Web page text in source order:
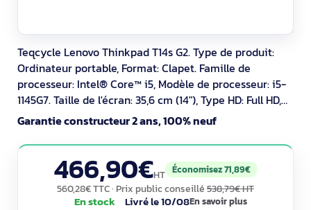
Teqcycle Lenovo Thinkpad T14s G2. Type de produit:
Ordinateur portable, Format: Clapet. Famille de
processeur: Intel® Core™ i5, Modèle de processeur: i5-
1145G7. Taille de l'écran: 35,6 cm (14"), Type HD: Full HD,
Résolution de l'écran: 1920 x 1080 pixels. Mémoire
interne: 16 Go, Type de mémoire interne: LPDDR4x-
SDRAM. Capacité totale de stockage: 256 Go, Supports
de stockage: SSD. Modèle
Garantie constructeur 2 ans, 100% neuf
466,90€HT Économisez 71,89€
560,28€ TTC· Prix public conseillé 538,79€ HT
En stock Livré le 10/08En savoir plus